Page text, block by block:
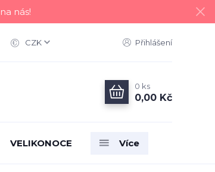
nás!
CZK Přihlášení
0 ks
0,00 Kč
VELIKONOCE Více